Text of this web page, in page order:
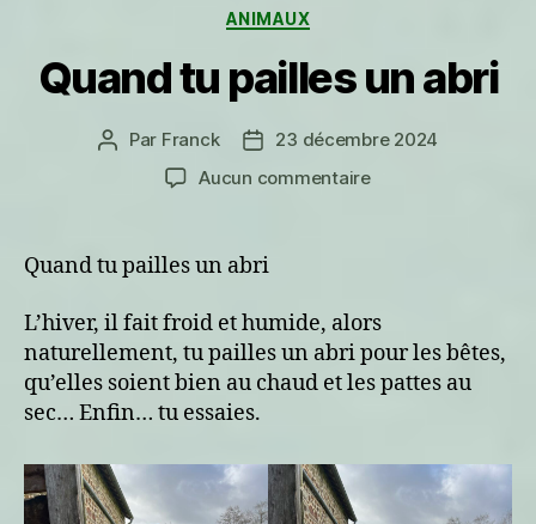
Catégories
ANIMAUX
Quand tu pailles un abri
Auteur
Par Franck
Date23 décembre 2024
Aucun commentairesur
Quand tu pailles un abri
L’hiver, il fait froid et humide, alors
naturellement, tu pailles un abri pour les bêtes,
qu’elles soient bien au chaud et les pattes au
sec… Enfin… tu essaies.